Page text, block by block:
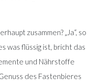
zusammen? „Ja“, so
was flüssig ist, bricht das
und Nährstoffe
des Fastenbieres